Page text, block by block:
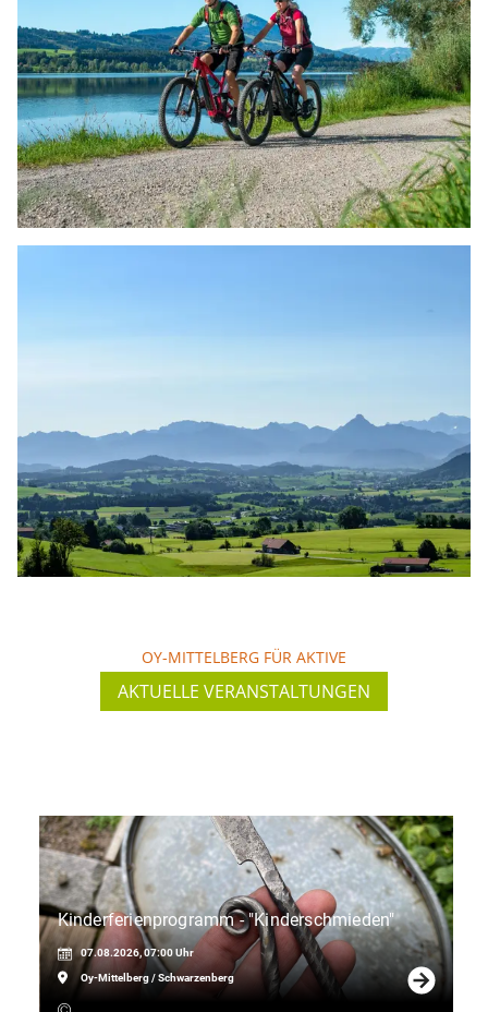
Mit idyllischen Seen und einer faszinierenden
Bergkulisse lädt Oy-Mittelberg zum
vielseitigen…
Jetzt entdecken
Rundtouren in der Berg- und Hügellandschaft
und um die Seen…
Jetzt entdecken
Jetzt entdecken
OY-MITTELBERG FÜR AKTIVE
AKTUELLE VERANSTALTUNGEN
Kinderferienprogramm - "Kinderschmieden"
07.08.2026, 07:00 Uhr
Oy-Mittelberg / Schwarzenberg